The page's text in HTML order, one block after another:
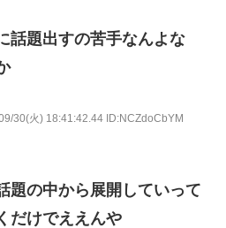
話題出すの苦手なんよな
30(火) 18:41:42.44 ID:NCZdoCbYM
題の中から展開していって
だけでええんや